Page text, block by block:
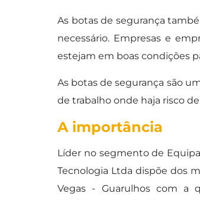
As botas de segurança
necessário. Empresas e
estejam em boas condições
As botas de segurança são
de trabalho onde haja risco
A importância
Líder no segmento de
Tecnologia Ltda dispõe dos
Vegas - Guarulhos com a